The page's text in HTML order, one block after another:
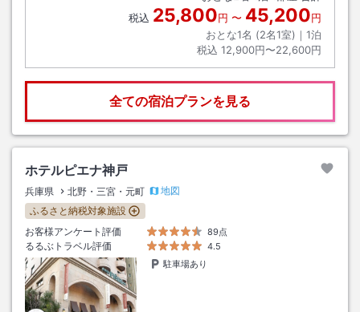
税込 25,800円 〜 45,200円
おとな1名 (2名1室)｜ 1泊
税込 12,900円〜22,600円
全ての宿泊プランを見る
ホテルピエナ神戸
兵庫県 北野・三宮・元町
地図
ふるさと納税対象施設
お客様アンケート評価
89点
るるぶトラベル評価
4.5
駐車場あり